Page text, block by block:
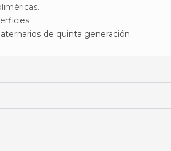
de quinta generación.